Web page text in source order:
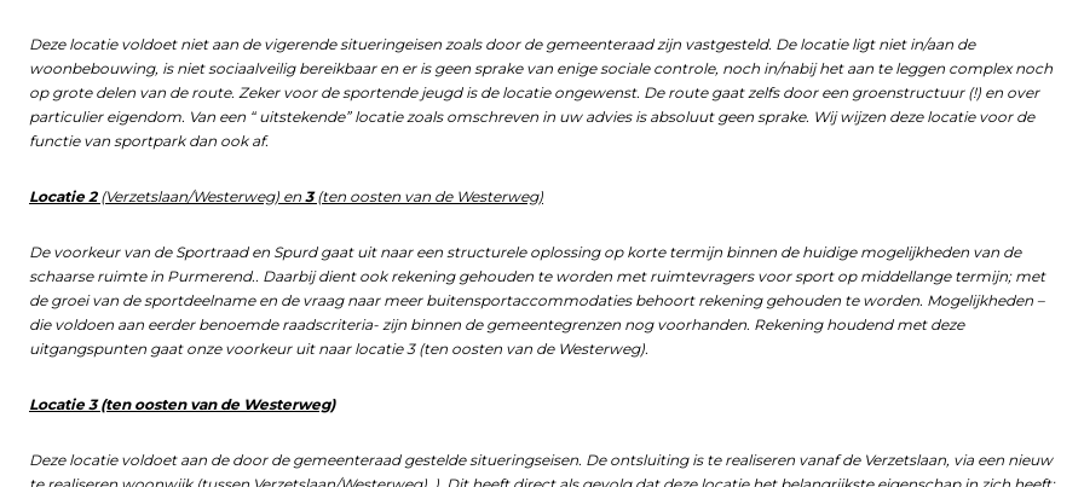
Deze locatie voldoet niet aan de vigerende situeringeisen zoals door de gemeenteraad zijn vastgesteld. De locatie ligt niet in/aan de
woonbebouwing, is niet sociaalveilig bereikbaar en er is geen sprake van enige sociale controle, noch in/nabij het aan te leggen complex noch
op grote delen van de route. Zeker voor de sportende jeugd is de locatie ongewenst. De route gaat zelfs door een groenstructuur (!) en over
particulier eigendom. Van een “ uitstekende” locatie zoals omschreven in uw advies is absoluut geen sprake. Wij wijzen deze locatie voor de
functie van sportpark dan ook af.
Locatie 2(Verzetslaan/Westerweg) en 3(ten oosten van de Westerweg)
De voorkeur van de Sportraad en Spurd gaat uit naar een structurele oplossing op korte termijn binnen de huidige mogelijkheden van de
schaarse ruimte in Purmerend.. Daarbij dient ook rekening gehouden te worden met ruimtevragers voor sport op middellange termijn; met
de groei van de sportdeelname en de vraag naar meer buitensportaccommodaties behoort rekening gehouden te worden. Mogelijkheden –
die voldoen aan eerder benoemde raadscriteria- zijn binnen de gemeentegrenzen nog voorhanden. Rekening houdend met deze
uitgangspunten gaat onze voorkeur uit naar locatie 3 (ten oosten van de Westerweg).
Locatie 3 (ten oosten van de Westerweg)
Deze locatie voldoet aan de door de gemeenteraad gestelde situeringseisen. De ontsluiting is te realiseren vanaf de Verzetslaan, via een nieuw